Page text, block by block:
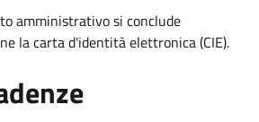
amministrativo si conclude
la carta d'identità elettronica (CIE).